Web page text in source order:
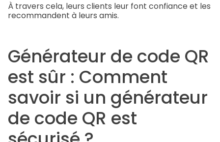
À travers cela, leurs clients leur font confiance et les
recommandent à leurs amis.
Générateur de code QR
est sûr : Comment
savoir si un générateur
de code QR est